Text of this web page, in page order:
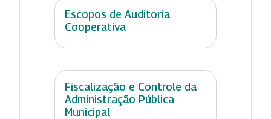
Escopos de Auditoria
Cooperativa
Fiscalização e Controle da
Administração Pública
Municipal